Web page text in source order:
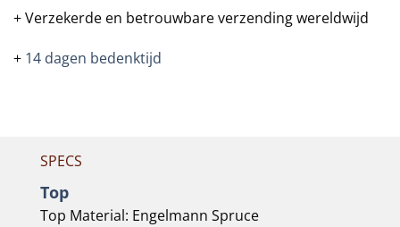
+ Verzekerde en betrouwbare verzending wereldwijd
+ 14 dagen bedenktijd
SPECS
Top
Top Material: Engelmann Spruce